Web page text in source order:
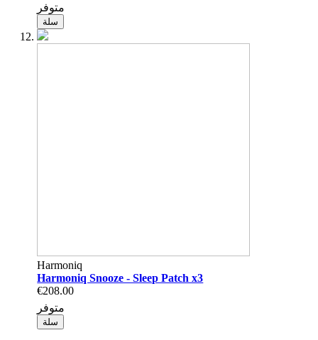
متوفر
سلة
Harmoniq
Harmoniq Snooze - Sleep Patch x3
€208.00
متوفر
سلة